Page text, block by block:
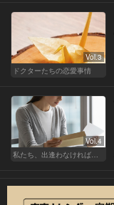
Vol.3
ドクターたちの恋愛事情
Vol.4
私たち、出逢わなければよかった